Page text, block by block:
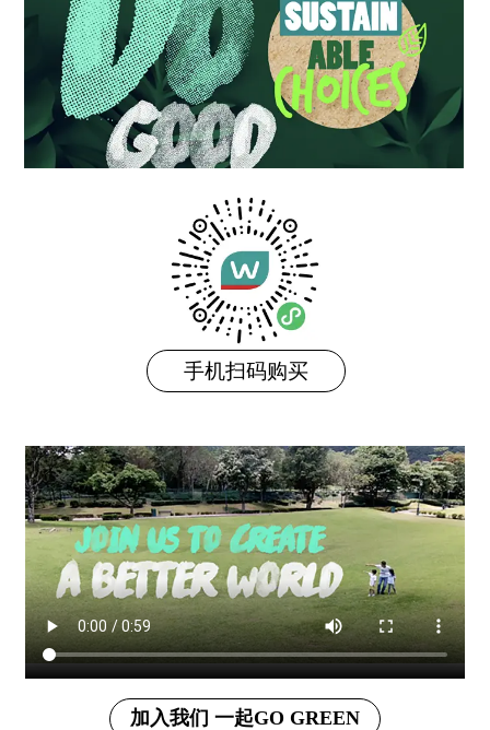
手机扫码购买
加入我们 一起GO GREEN